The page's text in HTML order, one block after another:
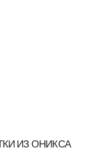
ИЗ ОНИКСА